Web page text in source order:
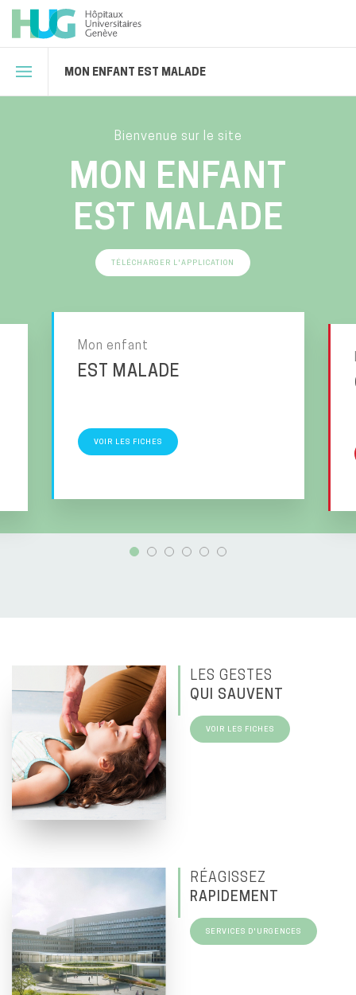
MON ENFANT EST MALADE
Bienvenue sur le site
MON ENFANT
EST MALADE
TÉLÉCHARGER L'APPLICATION
Mon enfant
EST MALADE
VOIR LES FICHES
LES GESTES
QUI SAUVENT
VOIR LES FICHES
RÉAGISSEZ
RAPIDEMENT
SERVICES D'URGENCES